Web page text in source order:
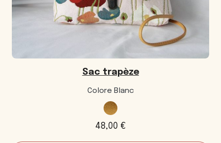
Sac trapèze
Colore Blanc
48,00 €